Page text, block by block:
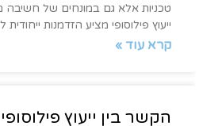
טכניות אלא גם במונחים של חשיבה
ייעוץ פילוסופי מציע הזדמנות ייחודית
קרא עוד »
הקשר בין ייעוץ